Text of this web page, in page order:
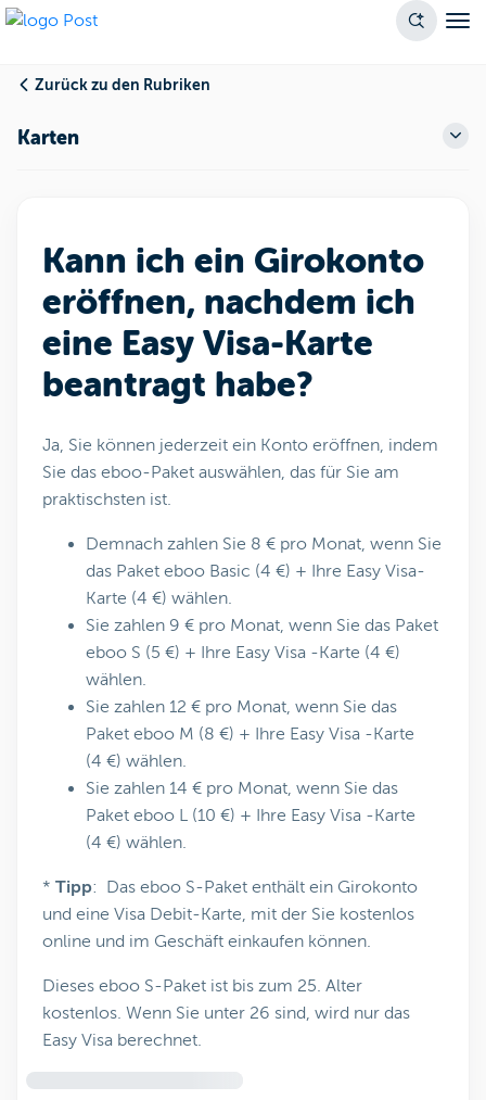
Zurück zu den Rubriken
Karten
Kann ich ein Girokonto
eröffnen, nachdem ich
eine Easy Visa-Karte
beantragt habe?
Ja, Sie können jederzeit ein Konto eröffnen, indem
Sie das eboo-Paket auswählen, das für Sie am
praktischsten ist.
Demnach zahlen Sie 8 € pro Monat, wenn Sie
das Paket eboo Basic (4 €) + Ihre Easy Visa-
Karte (4 €) wählen.
Sie zahlen 9 € pro Monat, wenn Sie das Paket
eboo S (5 €) + Ihre Easy Visa -Karte (4 €)
wählen.
Sie zahlen 12 € pro Monat, wenn Sie das
Paket eboo M (8 €) + Ihre Easy Visa -Karte
(4 €) wählen.
Sie zahlen 14 € pro Monat, wenn Sie das
Paket eboo L (10 €) + Ihre Easy Visa -Karte
(4 €) wählen.
* Tipp: Das eboo S-Paket enthält ein Girokonto
und eine Visa Debit-Karte, mit der Sie kostenlos
online und im Geschäft einkaufen können.
Dieses eboo S-Paket ist bis zum 25. Alter
kostenlos. Wenn Sie unter 26 sind, wird nur das
Easy Visa berechnet.